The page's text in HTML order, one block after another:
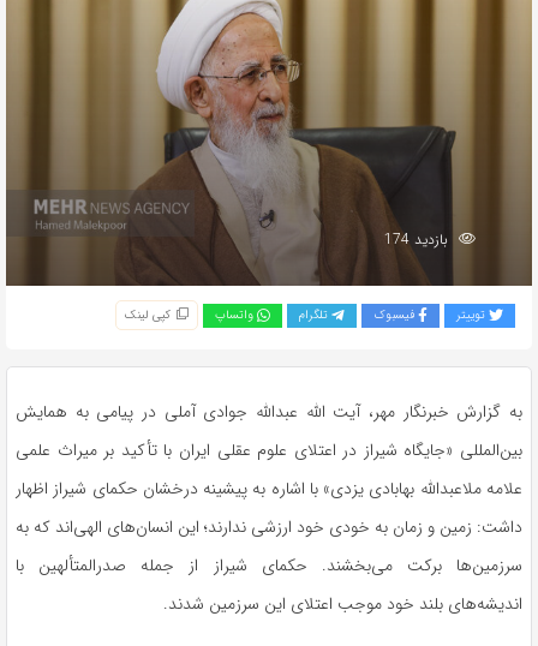
بازدید 174
توییتر فیسبوک تلگرام واتساپ کپی لینک
به گزارش خبرنگار مهر، آیت الله عبدالله جوادی آملی در پیامی به همایش
بین‌المللی «جایگاه شیراز در اعتلای علوم عقلی ایران با تأکید بر میراث علمی
علامهملاعبدالله بهابادی یزدی» با اشاره به پیشینه درخشان حکمای شیراز اظهار
داشت: زمین و زمان به خودی خود ارزشی ندارند؛ این انسان‌های الهی‌اند که به
سرزمین‌ها برکت می‌بخشند. حکمای شیراز از جمله صدرالمتألهین با
اندیشه‌های بلند خود موجب اعتلای این سرزمین شدند.